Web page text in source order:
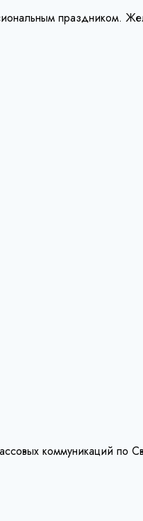
праздником.
коммуникаций по